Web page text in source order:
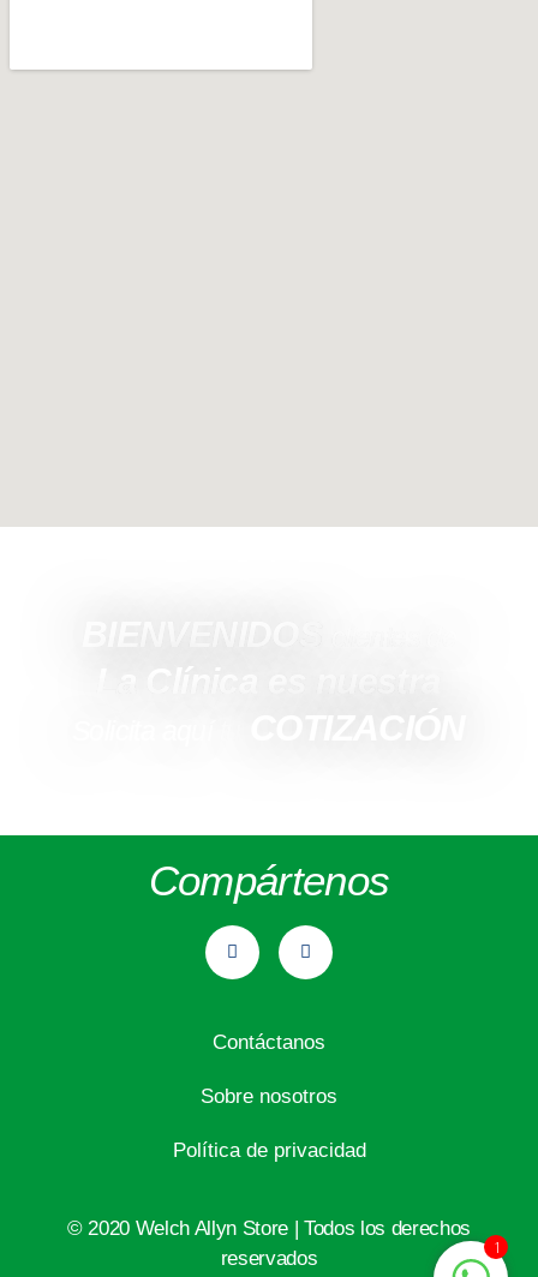
Compártenos
Contáctanos
Sobre nosotros
Política de privacidad
©️ 2020 Welch Allyn Store | Todos los derechos
reservados
1